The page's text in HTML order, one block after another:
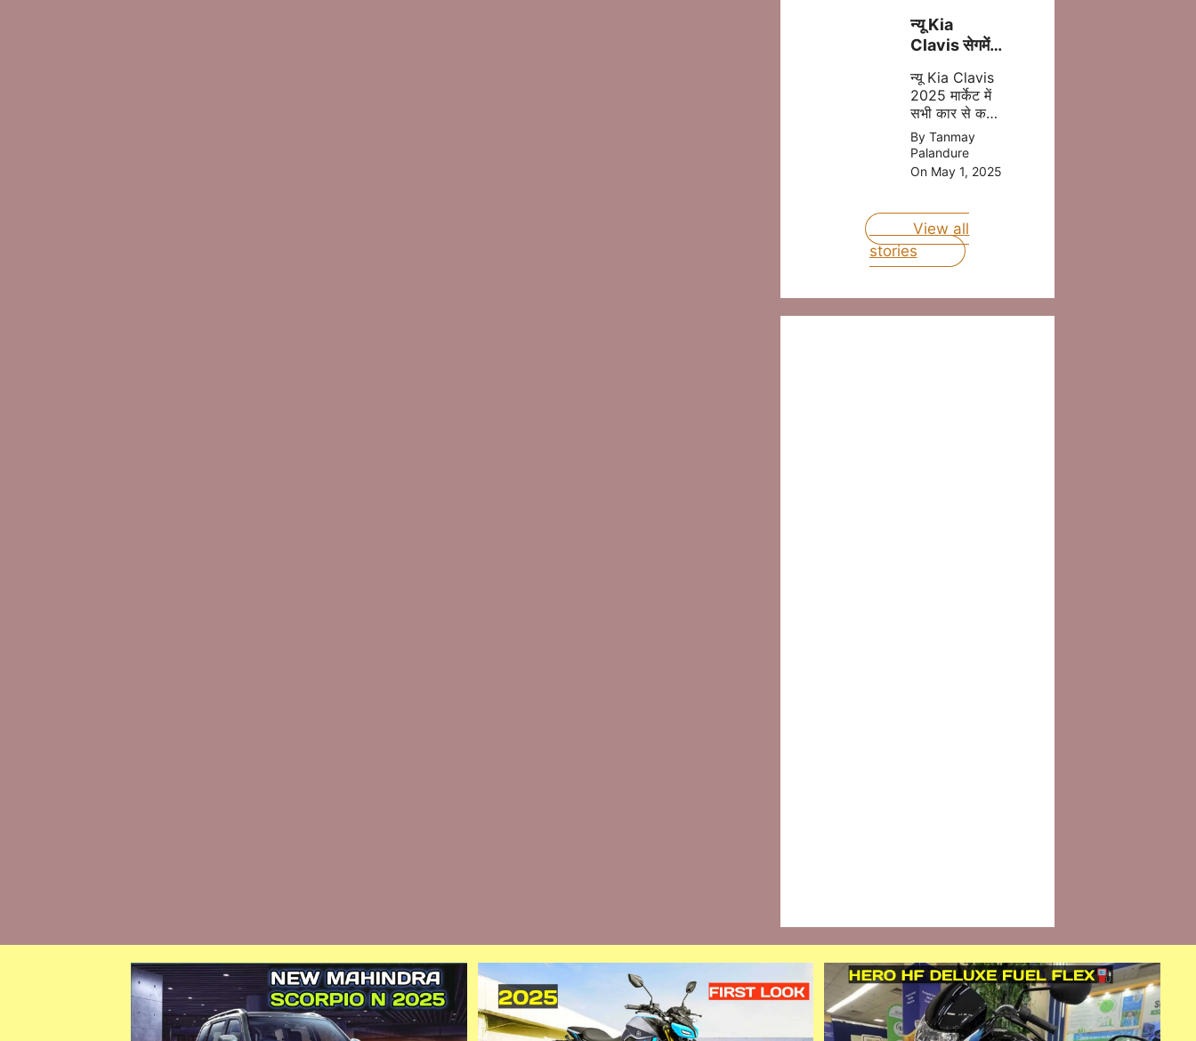
आपकी माइलेज
बढ़ता है |
न्यू Kia
Clavis सेगमेंट
होंगी जल्द लॉन्च
जानिए प्राइस
न्यू Kia Clavis
2025 मार्केट में
सभी कार से कड़ा
मुकबला करने
वाली है, क्युकी यह
कार अपडेट
फीचर्स और दमदार
लॉन्च होने वाली है
|
By Tanmay
Palandure
On May 1, 2025
View all
stories